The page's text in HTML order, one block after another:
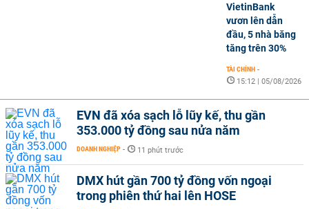
VietinBank
vươn lên dẫn
đầu, 5 nhà băng
tăng trên 30%
TÀI CHÍNH -
15:12 | 05/08/2026
EVN đã xóa sạch lỗ lũy kế, thu gần
353.000 tỷ đồng sau nửa năm
DOANH NGHIỆP - 11 phút trước
DMX hút gần 700 tỷ đồng vốn ngoại
trong phiên thứ hai lên HOSE